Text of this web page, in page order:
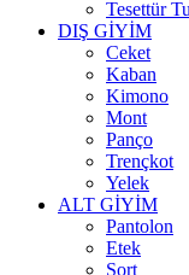
Tesettür
DIŞ GİYİM
Ceket
Kaban
Kimono
Mont
Panço
Trençkot
Yelek
ALT GİYİM
Pantolon
Etek
Şort